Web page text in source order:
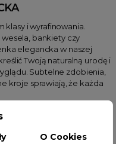
klasy i wyrafinowania.
bankiety czy
elegancka w naszej
Twoją naturalną urodę i
Subtelne zdobienia,
kroje sprawiają, że każda
wyborem dla kobiet, które
O Cookies